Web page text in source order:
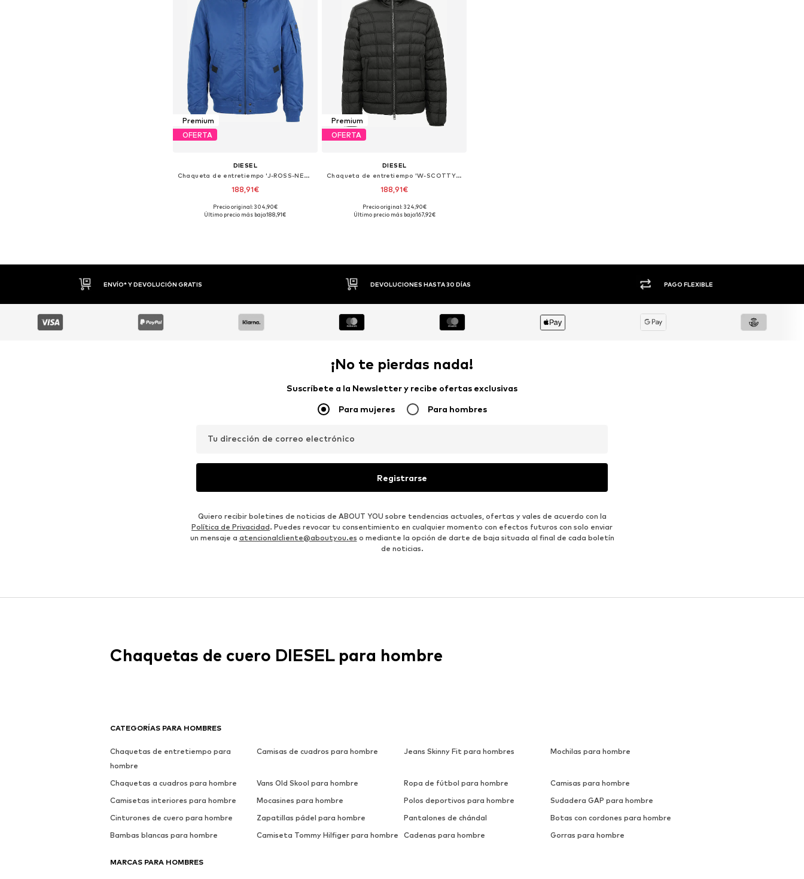
Premium
OFERTA
DIESEL
Chaqueta de entretiempo 'J-ROSS-NEW'
188,91€
Tallas disponibles: M, XXL
Precio original: 304,90€
Último precio más bajo:188,91€
Premium
OFERTA
DIESEL
Chaqueta de entretiempo 'W-SCOTTYS'
188,91€
Tallas disponibles: XXL
Precio original: 324,90€
Último precio más bajo:167,92€
DEVOLUCIONES HASTA 30 DÍAS PAGO FLEXIBLE +1.000 MARCAS
¡No te pierdas nada!
Suscríbete a la Newsletter y recibe ofertas exclusivas
Para mujeres Para hombres
Tu dirección de correo electrónico
Registrarse
Quiero recibir boletines de noticias de ABOUT YOU sobre tendencias actuales, ofertas y vales de acuerdo con la
Política de Privacidad. Puedes revocar tu consentimiento en cualquier momento con efectos futuros con solo enviar
un mensaje a atencionalcliente@aboutyou.es o mediante la opción de darte de baja situada al final de cada boletín
de noticias.
CATEGORÍAS PARA HOMBRES
Chaquetas de entretiempo para
hombre
Camisas de cuadros para hombre Jeans Skinny Fit para hombres Mochilas para hombre
Chaquetas a cuadros para hombre Vans Old Skool para hombre Ropa de fútbol para hombre
Camisas para hombre
Camisetas interiores para hombre
Mocasines para hombre Polos deportivos para hombre
Sudadera GAP para hombre
Cinturones de cuero para hombre
Zapatillas pádel para hombre Pantalones de chándal
Botas con cordones para hombre
Bambas blancas para hombre
Camiseta Tommy Hilfiger para hombre Cadenas para hombre Gorras para hombre
MARCAS PARA HOMBRES
Chaquetas de cuero DIESEL para hombre